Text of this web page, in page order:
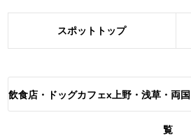
スポット トップ
飲食店・ドッグカフェx上野・浅草・両
覧